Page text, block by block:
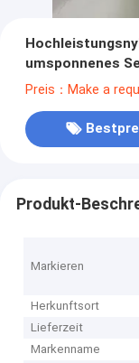
umsponnenes
Zoll-48mm
Preis：Make a
Produkt-
Markieren
Herkunftsort
Lieferzeit
Markenname